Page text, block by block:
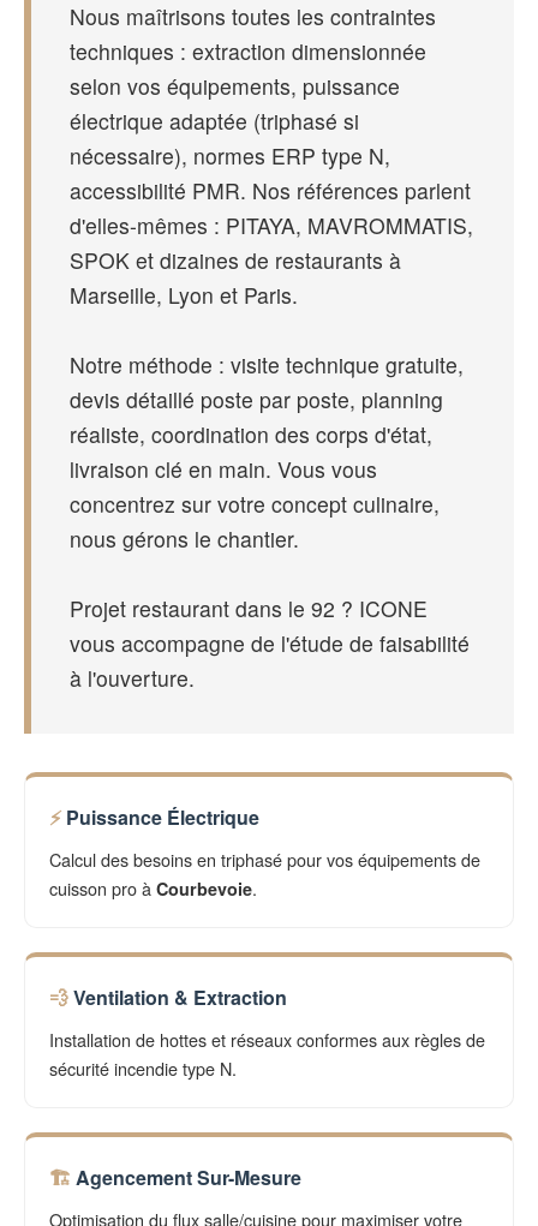
Nous maîtrisons toutes les contraintes
techniques : extraction dimensionnée
selon vos équipements, puissance
électrique adaptée (triphasé si
nécessaire), normes ERP type N,
accessibilité PMR. Nos références parlent
d'elles-mêmes : PITAYA, MAVROMMATIS,
SPOK et dizaines de restaurants à
Marseille, Lyon et Paris.
Notre méthode : visite technique gratuite,
devis détaillé poste par poste, planning
réaliste, coordination des corps d'état,
livraison clé en main. Vous vous
concentrez sur votre concept culinaire,
nous gérons le chantier.
Projet restaurant dans le 92 ? ICONE
vous accompagne de l'étude de faisabilité
à l'ouverture.
Puissance Électrique
Calcul des besoins en triphasé pour vos équipements de
cuisson pro à Courbevoie.
Ventilation & Extraction
Installation de hottes et réseaux conformes aux règles de
sécurité incendie type N.
Agencement Sur-Mesure
Optimisation du flux salle/cuisine pour maximiser votre